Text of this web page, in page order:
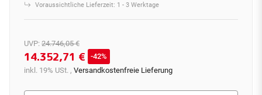
Voraussichtliche Lieferzeit: 1 - 3 Werktage
UVP: 24.746,05 €
14.352,71 €
42%
inkl. 19% USt. , Versandkostenfreie Lieferung